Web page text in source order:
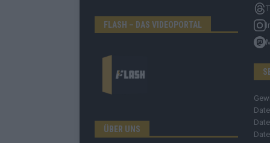
FLASH – DAS VIDEOPORTAL
ÜBER UNS